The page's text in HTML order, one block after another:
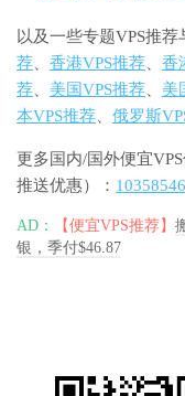
以及一些专题VPS推荐
荐
香港VPS推荐 香
荐
美国VPS推荐 美
本VPS推荐
俄罗斯
更多国内/国外便宜
推送优惠）：
AD： 【便宜VPS推荐】
银，季付$46.87